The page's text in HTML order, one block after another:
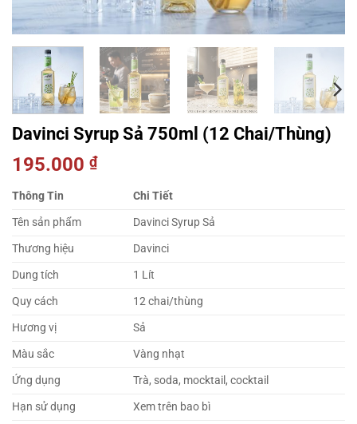
Davinci Syrup Sả 750ml (12 Chai/Thùng)
195.000 ₫
Thông Tin
Chi Tiết
Tên sản phẩm
Davinci Syrup Sả
Thương hiệu
Davinci
Dung tích
1 Lít
Quy cách
12 chai/thùng
Hương vị
Sả
Màu sắc
Vàng nhạt
Ứng dụng
Trà, soda, mocktail, cocktail
Hạn sử dụng
Xem trên bao bì